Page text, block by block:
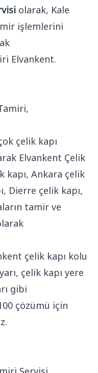
olarak, Kale
işlemlerini
Elvankent.
çelik kapı
Elvankent Çelik
kapı, Ankara çelik
Dierre çelik kapı,
tamir ve
çelik kapı kolu
çelik kapı yere
gibi
çözümü için